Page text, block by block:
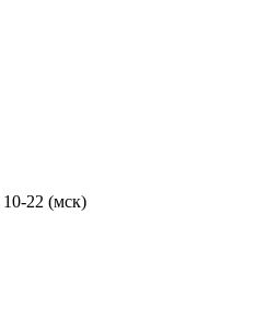
10-22 (мск)